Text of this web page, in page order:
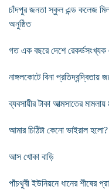
চাঁদপুর জনতা স্কুল এন্ড কলেজ
অনুষ্ঠিত
গত এক বছরে দেশে
নাঙ্গলকোটে বিনা
ব্যবসায়ীর টাকা আত্মসাতের
আমার চিঠিটা কেনো ভাইরাল হলো?
আস খোকা বাড়ি
পাঁচথুবী ইউনিয়নে ধানের শীষের